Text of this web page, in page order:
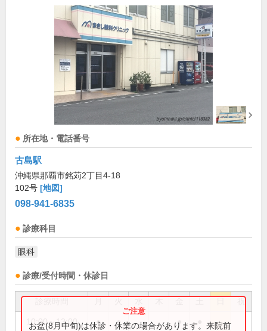
所在地・電話番号
古島駅
沖縄県那覇市銘苅2丁目4-18
102号 [地図]
098-941-6835
診療科目
眼科
診療/受付時間・休診日
祝
10:00～13:00 ● ● ●
お盆(8月中旬)は休診・休業の場合があります。来院前